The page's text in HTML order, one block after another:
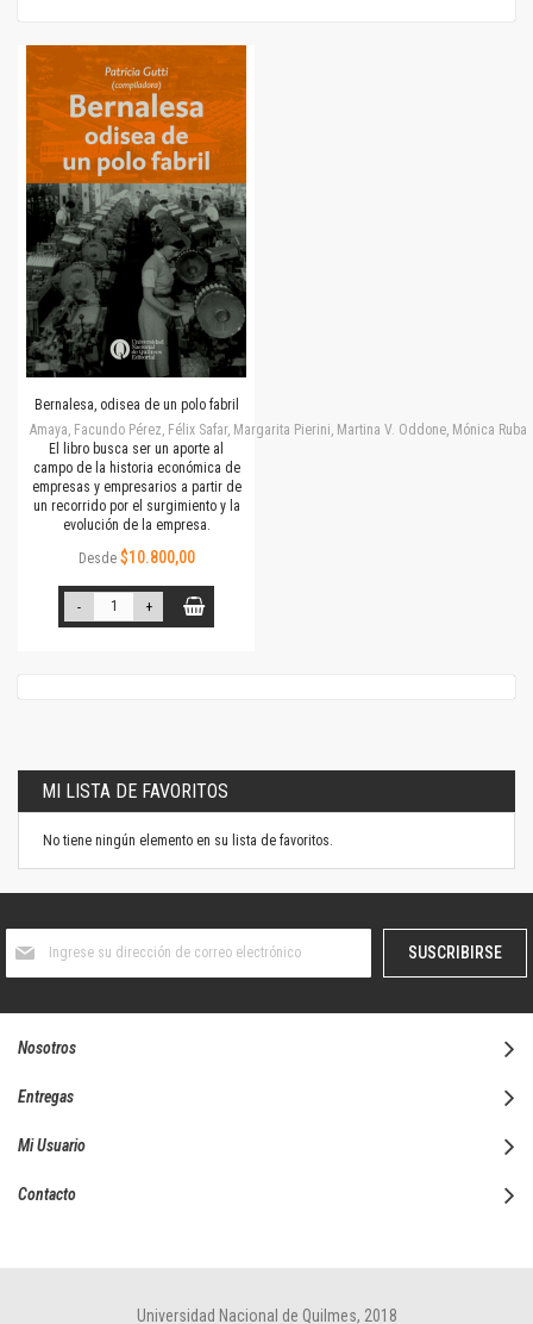
Bernalesa, odisea de un polo fabril
Amaya, Facundo Pérez, Félix Safar, Margarita Pierini, Martina V. Oddone, Mónica
El libro busca ser un aporte al
campo de la historia económica de
empresas y empresarios a partir de
un recorrido por el surgimiento y la
evolución de la empresa.
Desde $10.800,00
- +
MI LISTA DE FAVORITOS
No tiene ningún elemento en su lista de favoritos.
boletín
SUSCRIBIRSE
Nosotros
Entregas
Mi Usuario
Contacto
Universidad Nacional de Quilmes, 2018